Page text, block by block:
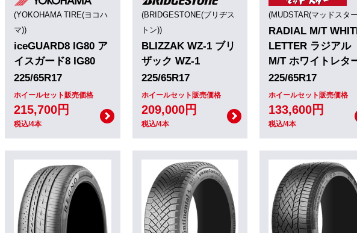
(YOKOHAMA TIRE(ヨコハ
マ))
iceGUARD8 IG80 ア
イスガード8 IG80
225/65R17
ホイールセット販売価格
215,700円
税込/4本
(BRIDGESTONE(ブリヂス
トン))
BLIZZAK WZ-1 ブリ
ザック WZ-1
225/65R17
ホイールセット販売価格
209,000円
税込/4本
(MUDSTAR(マッドスタ
RADIAL M/T
LETTER ラジアル
M/T ホワイトレタ
225/65R17
ホイールセット販売価格
133,600円
税込/4本